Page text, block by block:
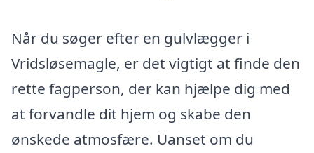
Når du søger efter en gulvlægger i
Vridsløsemagle, er det vigtigt at finde den
rette fagperson, der kan hjælpe dig med
at forvandle dit hjem og skabe den
ønskede atmosfære. Uanset om du